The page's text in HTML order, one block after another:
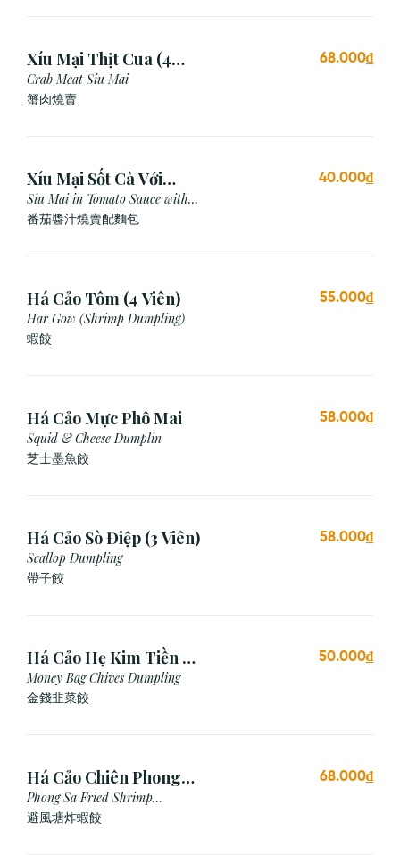
Xíu Mại Thịt Cua (4
Viên)
Crab Meat Siu Mai
蟹肉燒賣
68.000₫
Xíu Mại Sốt Cà Với
Bánh Mì (1 Viên)
Siu Mai in Tomato Sauce with
Bread
番茄醬汁燒賣配麵包
40.000₫
Há Cảo Tôm (4 Viên)
Har Gow (Shrimp Dumpling)
蝦餃
55.000₫
Há Cảo Mực Phô Mai
Squid & Cheese Dumplin
芝⼠墨⿂餃
58.000₫
Há Cảo Sò Điệp (3 Viên)
Scallop Dumpling
帶子餃
58.000₫
Há Cảo Hẹ Kim Tiền (3
Viên)
Money Bag Chives Dumpling
金錢韭菜餃
50.000₫
Há Cảo Chiên Phong
Sa
Phong Sa Fried Shrimp
Dumpling (Garlic Breadcrumb)
避風塘炸蝦餃
68.000₫